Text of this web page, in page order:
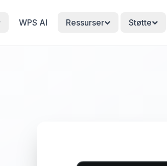
WPS AI Ressurser Støtte